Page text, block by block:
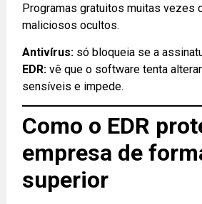
Programas gratuitos muitas vezes
maliciosos ocultos.
Antivírus: só bloqueia se a
EDR: vê que o software tenta
sensíveis e impede.
Como o EDR
empresa de
superior